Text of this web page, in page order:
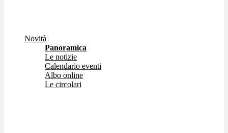
Novità
Panoramica
Le notizie
Calendario eventi
Albo online
Le circolari